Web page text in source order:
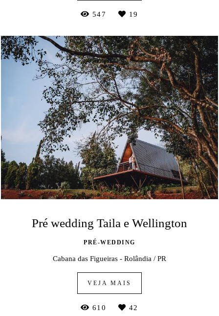
547 19
Pré wedding Taila e Wellington
PRÉ-WEDDING
Cabana das Figueiras - Rolândia / PR
VEJA MAIS
610 42